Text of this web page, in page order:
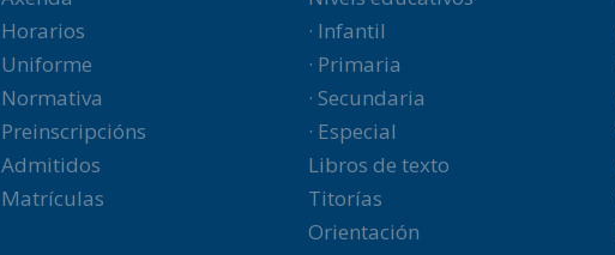
Horarios
Uniforme
Normativa
Preinscripcións
Admitidos
Matrículas
· Infantil
· Primaria
· Secundaria
· Especial
Libros de texto
Titorías
Orientación